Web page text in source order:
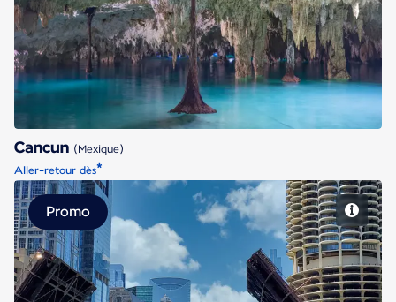
Cancun
Cancun (Mexique)
Aller-retour dès*
Chicago
Promo